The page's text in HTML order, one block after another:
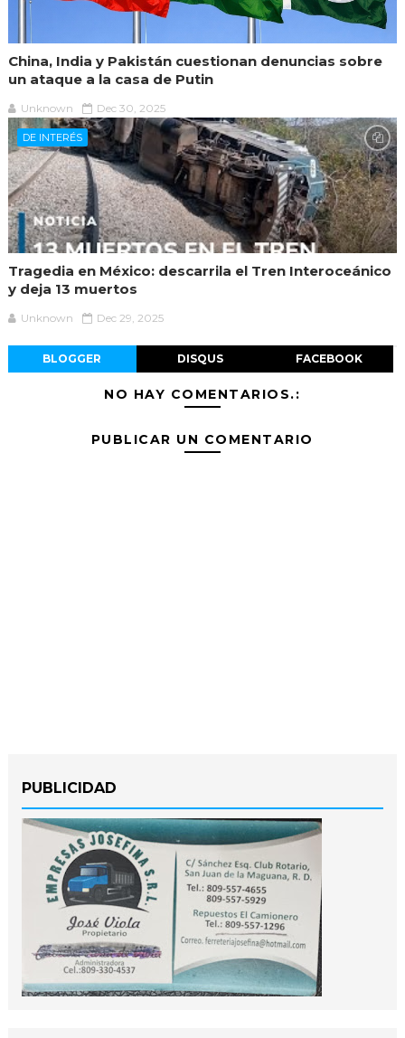
China, India y Pakistán cuestionan denuncias sobre
un ataque a la casa de Putin
Unknown Dec 30, 2025
DE INTERÉS
Tragedia en México: descarrila el Tren Interoceánico
y deja 13 muertos
Unknown Dec 29, 2025
BLOGGER DISQUS FACEBOOK
NO HAY COMENTARIOS.:
PUBLICAR UN COMENTARIO
PUBLICIDAD